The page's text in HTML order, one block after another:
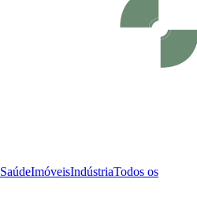
SaúdeImóveisIndústriaTodos os